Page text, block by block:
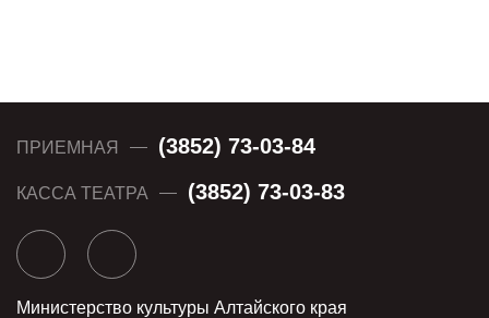
ПРИЕМНАЯ (3852) 73-03-84
КАССА ТЕАТРА (3852) 73-03-83
Министерство культуры Алтайского края